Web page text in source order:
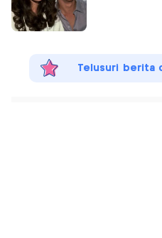
Telusuri berita